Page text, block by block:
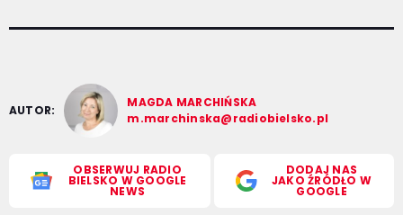
AUTOR:
MAGDA MARCHIŃSKA
m.marchinska@radiobielsko.pl
OBSERWUJ RADIO
BIELSKO W GOOGLE
NEWS
DODAJ NAS
JAKO ŹRÓDŁO W
GOOGLE